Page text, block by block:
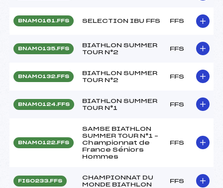
BNAM0161.FFS SELECTION IBU FFS FFS
BNAM0135.FFS
BIATHLON SUMMER
TOUR N°2
FFS
BNAM0132.FFS
BIATHLON SUMMER
TOUR N°2
FFS
BNAM0124.FFS
BIATHLON SUMMER
TOUR N°1
FFS
BNAM0122.FFS
SAMSE BIATHLON
SUMMER TOUR N°1 –
Championnat de
France Séniors
Hommes
FFS
FIS0233.FFS
CHAMPIONNAT DU
MONDE BIATHLON
FFS